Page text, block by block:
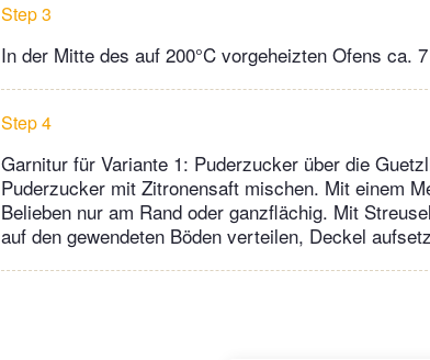
Step 3
In der Mitte des auf 200°C vorgeheizten Ofens ca.
Step 4
Garnitur für Variante 1: Puderzucker über die
Puderzucker mit Zitronensaft mischen. Mit einem
Belieben nur am Rand oder ganzflächig. Mit
auf den gewendeten Böden verteilen, Deckel